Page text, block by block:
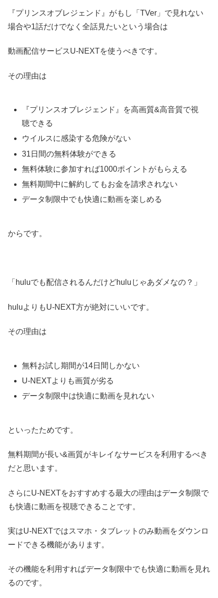
『プリンスオブレジェンド』がもし「TVer」で見れない
場合や1話だけでなく全話見たいという場合は
動画配信サービスU-NEXTを使うべきです。
その理由は
『プリンスオブレジェンド』を高画質&高音質で視
聴できる
ウイルスに感染する危険がない
31日間の無料体験ができる
無料体験に参加すれば1000ポイントがもらえる
無料期間中に解約してもお金を請求されない
データ制限中でも快適に動画を楽しめる
からです。
「huluでも配信されるんだけどhuluじゃあダメなの？」
huluよりもU-NEXT方が絶対にいいです。
その理由は
無料お試し期間が14日間しかない
U-NEXTよりも画質が劣る
データ制限中は快適に動画を見れない
といったためです。
無料期間が長い&画質がキレイなサービスを利用するべき
だと思います。
さらにU-NEXTをおすすめする最大の理由はデータ制限で
も快適に動画を視聴できることです。
実はU-NEXTではスマホ・タブレットのみ動画をダウンロ
ードできる機能があります。
その機能を利用すればデータ制限中でも快適に動画を見れ
るのです。